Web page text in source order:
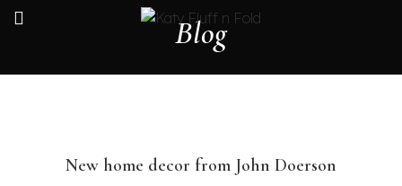
Blog
New home decor from John Doerson